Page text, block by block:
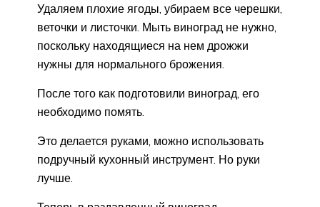
Удаляем плохие ягоды, убираем все черешки,
веточки и листочки. Мыть виноград не нужно,
поскольку находящиеся на нем дрожжи
нужны для нормального брожения.
После того как подготовили виноград, его
необходимо помять.
Это делается руками, можно использовать
подручный кухонный инструмент. Но руки
лучше.